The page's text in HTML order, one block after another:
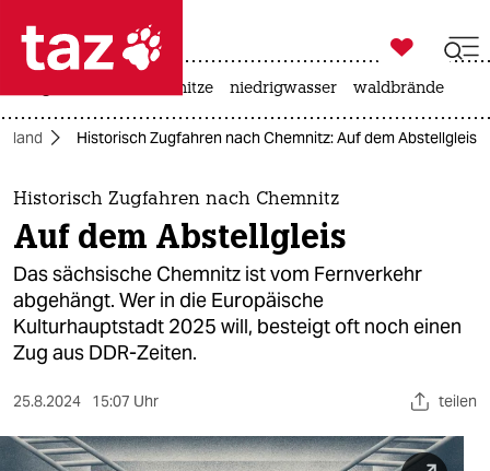
 taz zahl ich
taz zahl ich
themen
politik
öko
gesellschaft
kultur
sport

taz zahl ich
hitze niedrigwasser waldbrände
Historisch Zugfahren nach Chemnitz: Auf dem Abstellgleis
Historisch Zugfahren nach Chemnitz
Auf dem Abstellgleis
Das sächsische Chemnitz ist vom Fernverkehr
abgehängt. Wer in die Europäische
Kulturhauptstadt 2025 will, besteigt oft noch einen
Zug aus DDR-Zeiten.
25.8.2024 15:07 Uhr teilen